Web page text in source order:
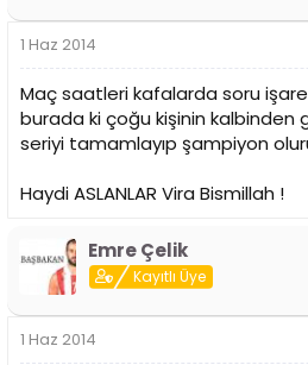
1 Haz 2014
Maç saatleri kafalarda soru
burada ki çoğu kişinin kalbinden
seriyi tamamlayıp şampiyon
Haydi ASLANLAR Vira Bismillah !
Emre Çelik
Kayıtlı Üye
1 Haz 2014